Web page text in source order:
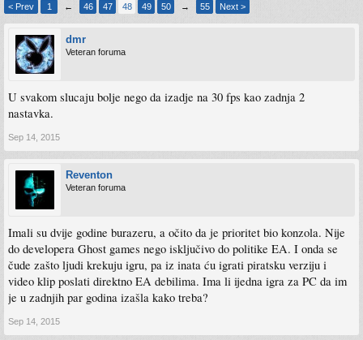
< Prev 1 ← 46 47 48 49 50 → 55 Next >
dmr
Veteran foruma
U svakom slucaju bolje nego da izadje na 30 fps kao zadnja 2
nastavka.
Sep 14, 2015
Reventon
Veteran foruma
Imali su dvije godine burazeru, a očito da je prioritet bio konzola. Nije
do developera Ghost games nego isključivo do politike EA. I onda se
čude zašto ljudi krekuju igru, pa iz inata ću igrati piratsku verziju i
video klip poslati direktno EA debilima. Ima li ijedna igra za PC da im
je u zadnjih par godina izašla kako treba?
Sep 14, 2015